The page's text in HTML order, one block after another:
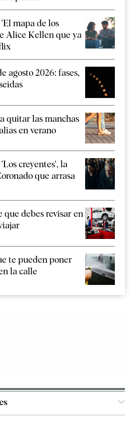
mapa de los
Alice Kellen que ya
agosto 2026: fases,
quitar las manchas
en verano
creyentes', la
que arrasa
que debes revisar en
te pueden poner
la calle